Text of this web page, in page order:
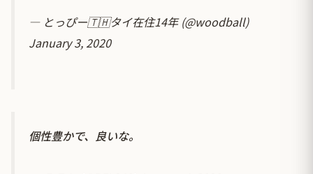
— とっぴー🇹🇭タイ在住14年 (@woodball)
January 3, 2020
個性豊かで、良いな。